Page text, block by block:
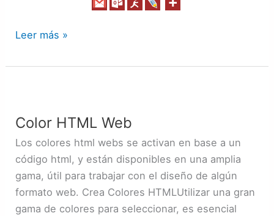
Leer más »
Color HTML Web
Los colores html webs se activan en base a un
código html, y están disponibles en una amplia
gama, útil para trabajar con el diseño de algún
formato web. Crea Colores HTMLUtilizar una gran
gama de colores para seleccionar, es esencial
Web